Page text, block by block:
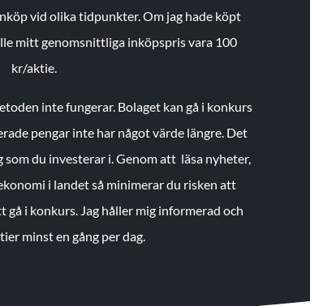
vid olika tidpunkter. Om jag hade köpt
mitt genomsnittliga inköpspris vara 100
kr/aktie.
inte fungerar. Bolaget kan gå i konkurs
pengar inte har något värde längre. Det
du investerar i. Genom att läsa nyheter,
i landet så minimerar du risken att
gå i konkurs. Jag håller mig informerad och
minst en gång per dag.